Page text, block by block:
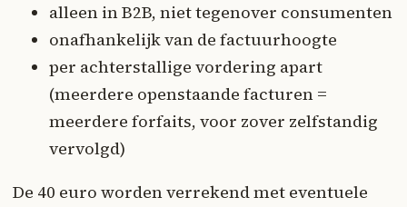
alleen in B2B, niet tegenover consumenten
onafhankelijk van de factuurhoogte
per achterstallige vordering apart
(meerdere openstaande facturen =
meerdere forfaits, voor zover zelfstandig
vervolgd)
De 40 euro worden verrekend met eventuele